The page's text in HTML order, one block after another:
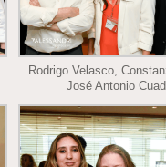
Rodrigo Velasco,
José Antonio